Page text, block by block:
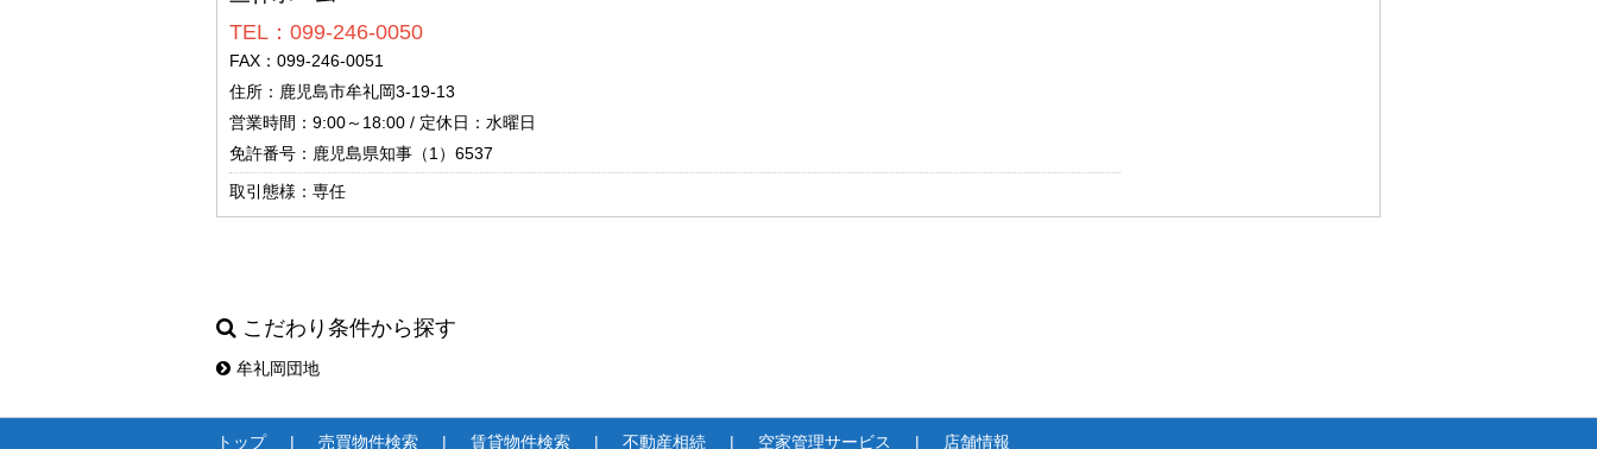
TEL：099-246-0050
FAX：099-246-0051
住所：鹿児島市牟礼岡3-19-13
営業時間：9:00～18:00 / 定休日：水曜日
免許番号：鹿児島県知事（1）6537
取引態様：専任
こだわり条件から探す
牟礼岡団地
トップ 売買物件検索 賃貸物件検索 不動産相続 空家管理サービス 店舗情報